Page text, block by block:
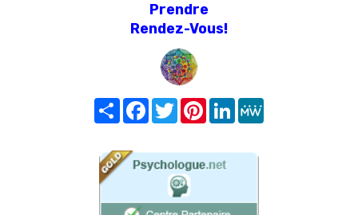
Prendre
Rendez-Vous!
Share FacebookTwitterPinterest
LinkedIn